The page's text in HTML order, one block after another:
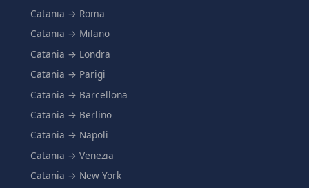
Catania → Roma
Catania → Milano
Catania → Londra
Catania → Parigi
Catania → Barcellona
Catania → Berlino
Catania → Napoli
Catania → Venezia
Catania → New York